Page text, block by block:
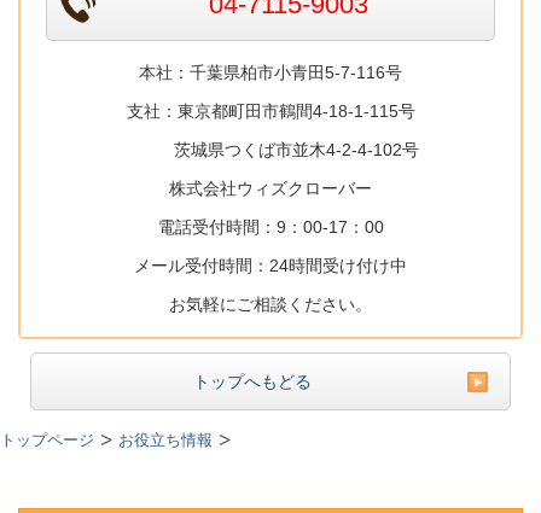
本社：千葉県柏市小青田5-7-116号
支社：東京都町田市鶴間4-18-1-115号
茨城県つくば市並木4-2-4-102号
株式会社ウィズクローバー
電話受付時間：9：00-17：00
メール受付時間：24時間受け付け中
お気軽にご相談ください。
トップへもどる
トップページ お役立ち情報